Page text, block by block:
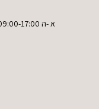
א -ה 09:00-17:00 שישי 09:00-13:00